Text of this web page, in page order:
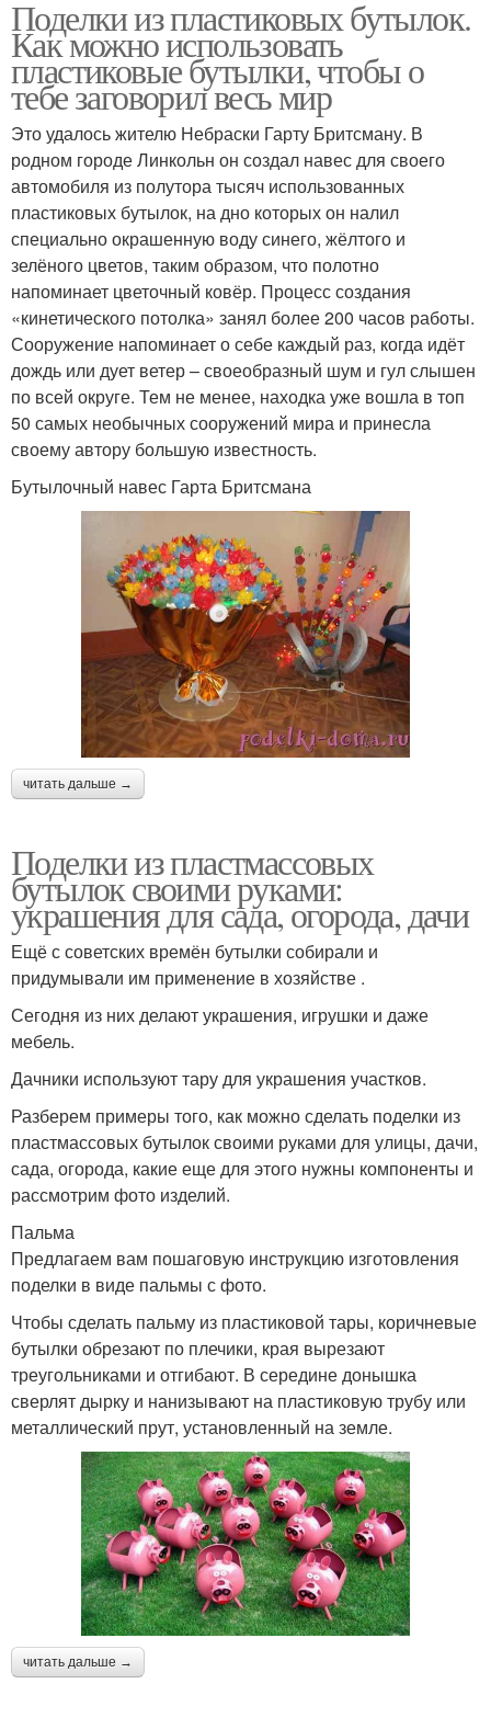
Поделки из пластиковых бутылок.
Как можно использовать
пластиковые бутылки, чтобы о
тебе заговорил весь мир
Это удалось жителю Небраски Гарту Бритсману. В
родном городе Линкольн он создал навес для своего
автомобиля из полутора тысяч использованных
пластиковых бутылок, на дно которых он налил
специально окрашенную воду синего, жёлтого и
зелёного цветов, таким образом, что полотно
напоминает цветочный ковёр. Процесс создания
«кинетического потолка» занял более 200 часов работы.
Сооружение напоминает о себе каждый раз, когда идёт
дождь или дует ветер – своеобразный шум и гул слышен
по всей округе. Тем не менее, находка уже вошла в топ
50 самых необычных сооружений мира и принесла
своему автору большую известность.
Бутылочный навес Гарта Бритсмана
читать дальше →
Поделки из пластмассовых
бутылок своими руками:
украшения для сада, огорода, дачи
Ещё с советских времён бутылки собирали и
придумывали им применение в хозяйстве .
Сегодня из них делают украшения, игрушки и даже
мебель.
Дачники используют тару для украшения участков.
Разберем примеры того, как можно сделать поделки из
пластмассовых бутылок своими руками для улицы, дачи,
сада, огорода, какие еще для этого нужны компоненты и
рассмотрим фото изделий.
Пальма
Предлагаем вам пошаговую инструкцию изготовления
поделки в виде пальмы с фото.
Чтобы сделать пальму из пластиковой тары, коричневые
бутылки обрезают по плечики, края вырезают
треугольниками и отгибают. В середине донышка
сверлят дырку и нанизывают на пластиковую трубу или
металлический прут, установленный на земле.
читать дальше →